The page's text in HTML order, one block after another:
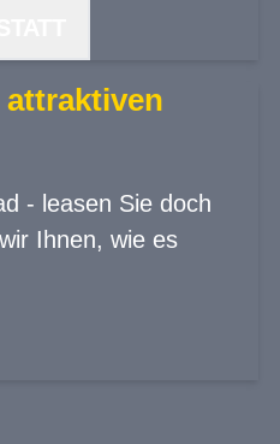
attraktiven
- leasen Sie doch
Ihnen, wie es